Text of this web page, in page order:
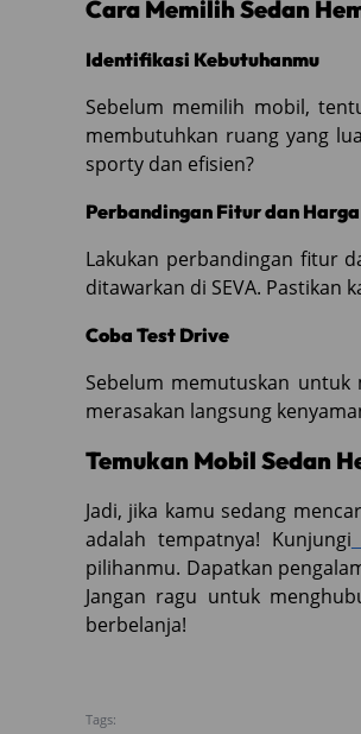
Cara Memilih Sedan
Identifikasi Kebutuhanmu
Sebelum memilih mobil,
membutuhkan ruang yang
sporty dan efisien?
Perbandingan Fitur dan Harga
Lakukan perbandingan fitur
ditawarkan di SEVA. Pastikan
Coba Test Drive
Sebelum memutuskan
merasakan langsung
Temukan Mobil Sedan
Jadi, jika kamu sedang
adalah tempatnya! Kunjungi
pilihanmu. Dapatkan
Jangan ragu untuk
berbelanja!
Tags: